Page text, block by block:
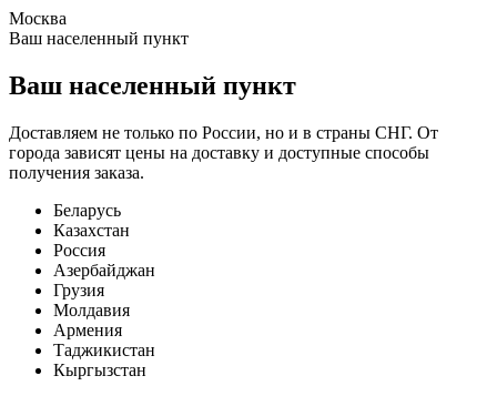
Москва
Ваш населенный пункт
Ваш населенный пункт
Доставляем не только по России, но и в страны СНГ. От
города зависят цены на доставку и доступные способы
получения заказа.
Беларусь
Казахстан
Россия
Азербайджан
Грузия
Молдавия
Армения
Таджикистан
Кыргызстан